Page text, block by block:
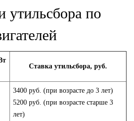
утильсбора по
Ставка утильсбора, руб.
3400 руб. (при возрасте до 3 лет)
5200 руб. (при возрасте старше 3
лет)